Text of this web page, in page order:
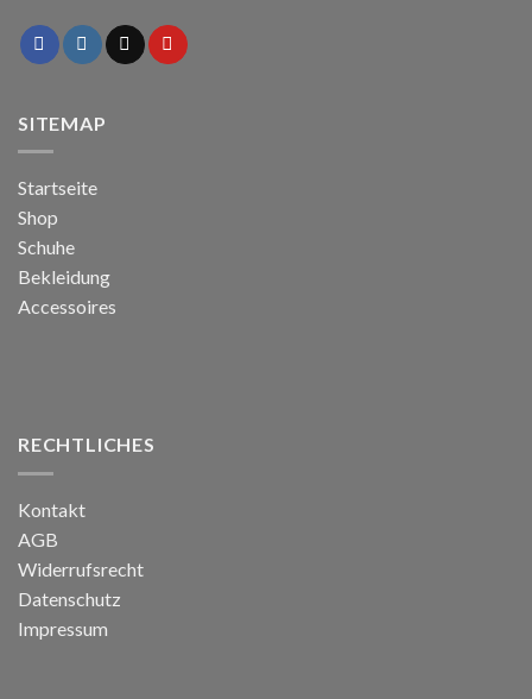
SITEMAP
Startseite
Shop
Schuhe
Bekleidung
Accessoires
RECHTLICHES
Kontakt
AGB
Widerrufsrecht
Datenschutz
Impressum